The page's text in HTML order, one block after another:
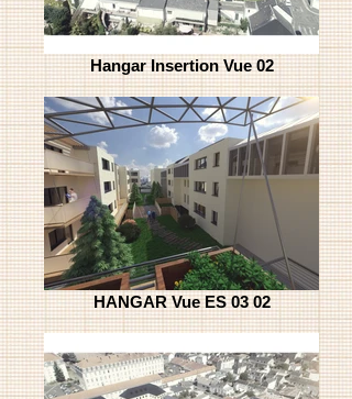
Hangar Insertion Vue 02
HANGAR Vue ES 03 02